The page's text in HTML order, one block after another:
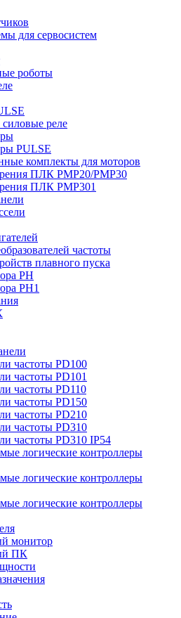
для сервосистем
роботы
реле
PULSE
комплекты для моторов
ПЛК PMP20/PMP30
ПЛК PMP301
частоты
плавного пуска
PH
PH1
частоты PD100
частоты PD101
частоты PD110
частоты PD150
частоты PD210
частоты PD310
частоты PD310 IP54
логические контроллеры
логические контроллеры
логические контроллеры
монитор
ПК